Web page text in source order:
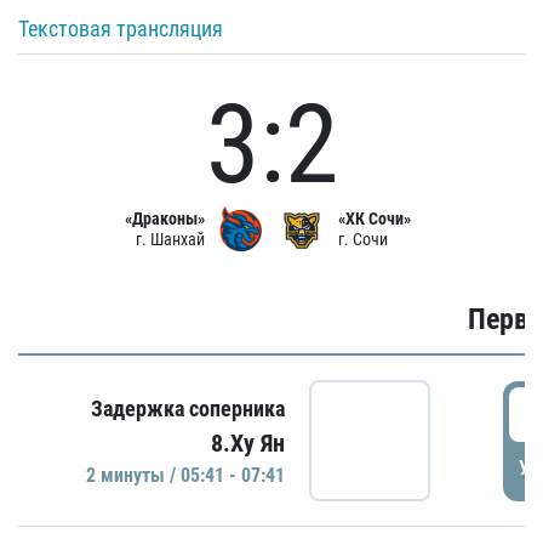
Текстовая трансляция
«Драконы»
г. Шанхай
3:2
«ХК Сочи»
г. Сочи
Задержка соперника
8.Ху Ян
2 минуты / 05:41 - 07:41